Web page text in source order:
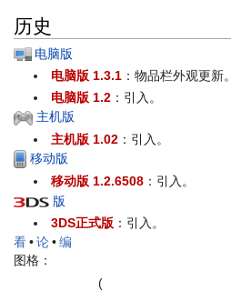
历史
电脑版
电脑版 1.3.1 ：物品栏外观更新。
电脑版 1.2 ：引入。
主机版
主机版 1.02 ：引入。
移动版
移动版 1.2.6508 ：引入。
版
3DS正式版 ：引入。
看•论•编
图格：
(